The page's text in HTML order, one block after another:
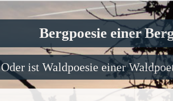
Bergpoesie einer
Oder ist Waldpoesie einer